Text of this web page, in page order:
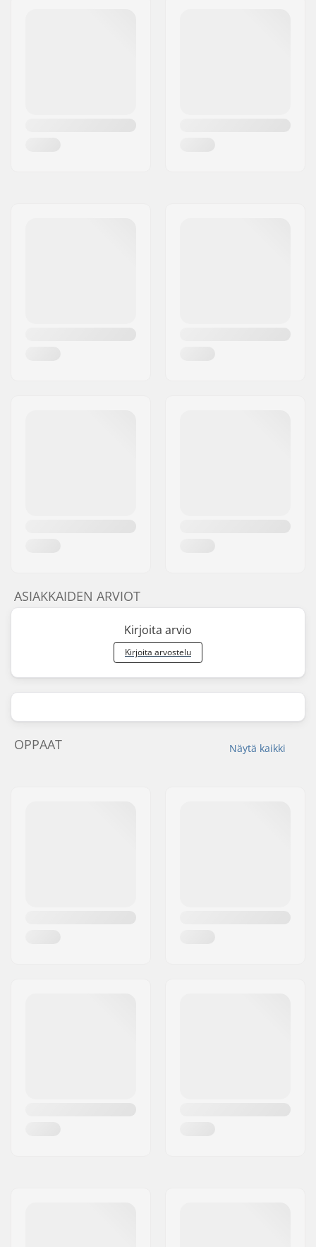
ASIAKKAIDEN ARVIOT
Kirjoita arvio
Kirjoita arvostelu
Näytä kaikki
OPPAAT